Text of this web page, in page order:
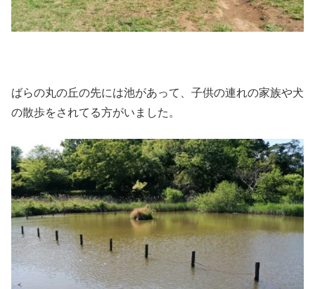
ばらの丸の丘の先には池があって、子供の連れの家族や犬
の散歩をされてる方がいました。